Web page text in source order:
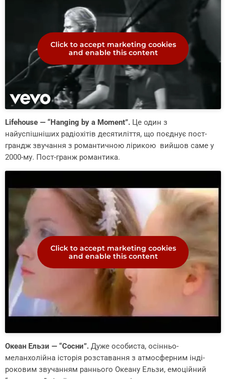
Click to accept marketing cookies
and enable this content
Lifehouse — “Hanging by a Moment”. Це один з
найуспішніших радіохітів десятиліття, що поєднує пост-
грандж звучання з романтичною лірикою вийшов саме у
2000-му. Пост-гранж романтика.
Click to accept marketing cookies
and enable this content
Океан Ельзи — “Сосни”. Дуже особиста, осінньо-
меланхолійна історія розставання з атмосферним інді-
роковим звучанням раннього Океану Ельзи, емоційний